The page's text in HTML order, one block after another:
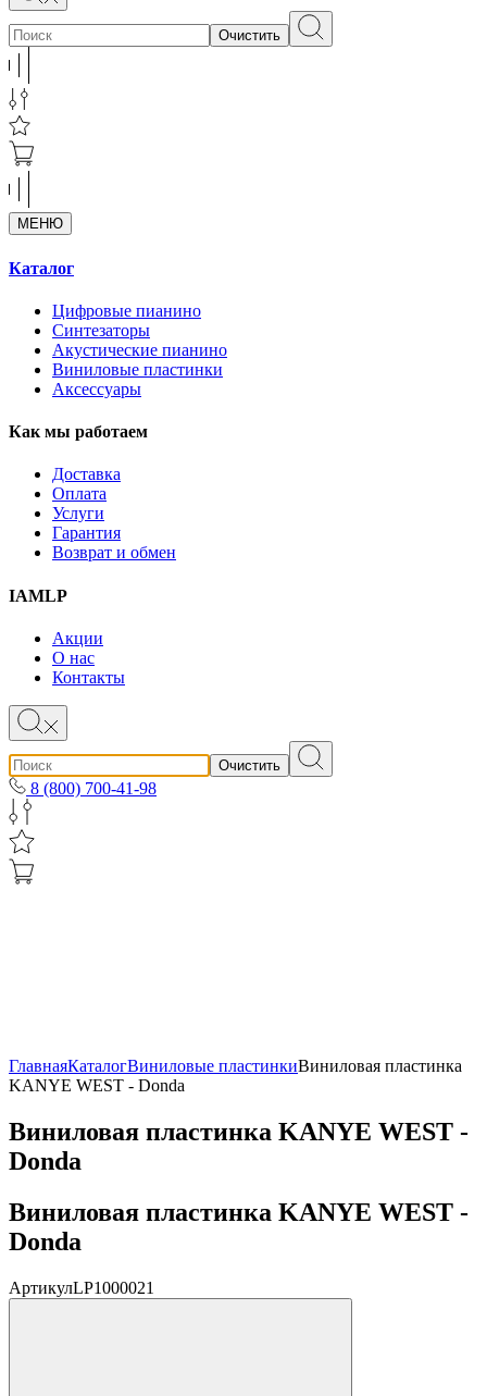
Очистить
МЕНЮ
Каталог
Цифровые пианино
Синтезаторы
Акустические пианино
Виниловые пластинки
Аксессуары
Как мы работаем
Доставка
Оплата
Услуги
Гарантия
Возврат и обмен
IAMLP
Акции
О нас
Контакты
Очистить
8 (800) 700-41-98
ГлавнаяКаталогВиниловые пластинкиВиниловая пластинка
KANYE WEST - Donda
Виниловая пластинка KANYE WEST -
Donda
Виниловая пластинка KANYE WEST -
Donda
АртикулLP1000021